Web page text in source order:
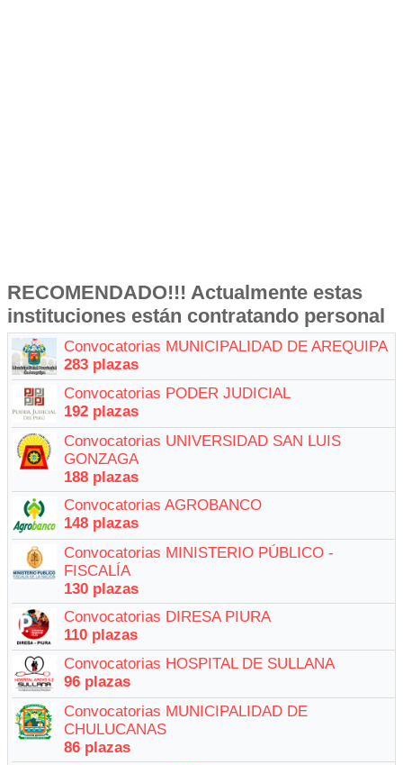
RECOMENDADO!!! Actualmente estas
instituciones están contratando personal
Convocatorias MUNICIPALIDAD DE AREQUIPA
283 plazas
Convocatorias PODER JUDICIAL
192 plazas
Convocatorias UNIVERSIDAD SAN LUIS
GONZAGA
188 plazas
Convocatorias AGROBANCO
148 plazas
Convocatorias MINISTERIO PÚBLICO -
FISCALÍA
130 plazas
Convocatorias DIRESA PIURA
110 plazas
Convocatorias HOSPITAL DE SULLANA
96 plazas
Convocatorias MUNICIPALIDAD DE
CHULUCANAS
86 plazas